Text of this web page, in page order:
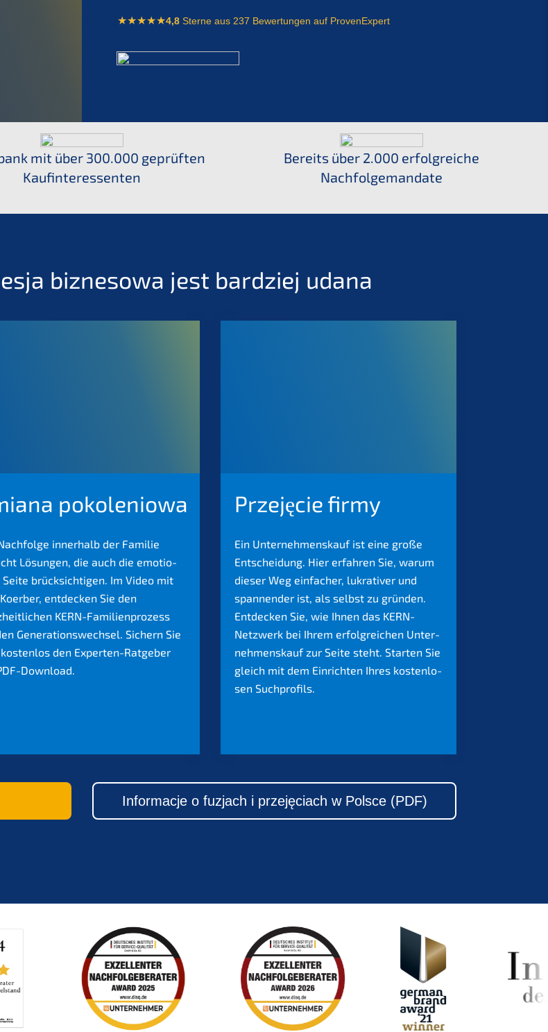
4,8 Sterne aus 237 Bewer­tun­gen auf ProvenExpert
mit über 300.000 geprüf­ten
Kaufinteressenten
Bereits über 2.000 erfolg­rei­che
Nachfolgemandate
bizne­so­wa jest bardziej udana
pokolenio­wa
inner­halb der Familie
Lösun­gen, die auch die emotio­
Seite brück­sich­ti­gen. Im Video mit
entde­cken Sie den
KERN-Famili­en­pro­zess
Generations­wechsel. Sichern Sie
den Exper­ten-Ratge­ber
Download.
Przejęcie firmy
Ein Unter­nehmens­kauf ist eine große
Entschei­dung. Hier erfah­ren Sie, warum
dieser Weg einfa­cher, lukra­ti­ver und
spannen­der ist, als selbst zu gründen.
Entde­cken Sie, wie Ihnen das KERN-
Netzwerk bei Ihrem erfolg­rei­chen Unter­
nehmens­kauf zur Seite steht. Starten Sie
gleich mit dem Einrich­ten Ihres kosten­lo­
sen Suchprofils.
Infor­mac­je o fuzjach i przejęciach w Polsce (PDF)